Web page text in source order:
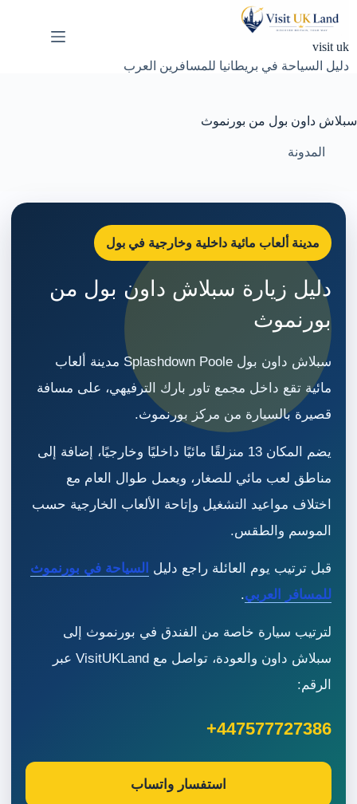
visit uk
دليل السياحة في بريطانيا للمسافرين العرب
سبلاش داون بول من بورنموث
المدونة
مدينة ألعاب مائية داخلية وخارجية في بول
دليل زيارة سبلاش داون بول من
بورنموث
سبلاش داون بول Splashdown Poole مدينة ألعاب
مائية تقع داخل مجمع تاور بارك الترفيهي، على مسافة
قصيرة بالسيارة من مركز بورنموث.
يضم المكان 13 منزلقًا مائيًا داخليًا وخارجيًا، إضافة إلى
مناطق لعب مائي للصغار، ويعمل طوال العام مع
اختلاف مواعيد التشغيل وإتاحة الألعاب الخارجية حسب
الموسم والطقس.
قبل ترتيب يوم العائلة راجع دليل السياحة في بورنموث
للمسافر العربي.
لترتيب سيارة خاصة من الفندق في بورنموث إلى
سبلاش داون والعودة، تواصل مع VisitUKLand عبر
الرقم:
+447577727386
استفسار واتساب